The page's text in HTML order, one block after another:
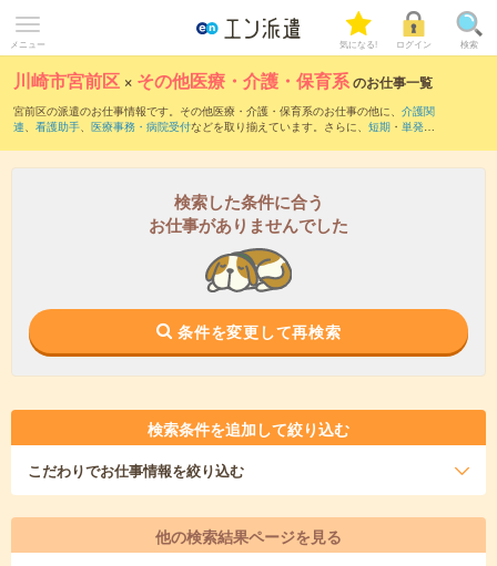
メニュー 気になる! ログイン 検索
川崎市宮前区 × その他医療・介護・保育系のお仕事一覧
宮前区の派遣のお仕事情報です。その他医療・介護・保育系のお仕事の他に、 介護関
連、 看護助手、 医療事務・病院受付などを取り揃えています。さらに、 短期 ・ 単発な
検索した条件に合う
お仕事がありませんでした
条件を変更して再検索
検索条件を追加して絞り込む
こだわりでお仕事情報を絞り込む
他の検索結果ページを見る